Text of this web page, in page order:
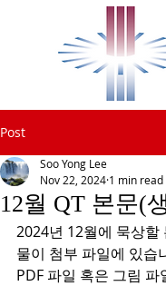
Post
12월 QT 본문(
Soo Yong Lee
Nov 22, 2024 1 min read
2024년 12월에 묵상할
물이 첨부 파일에 있습
PDF 파일 혹은 그림